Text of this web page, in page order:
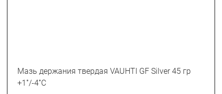
Мазь держания твердая VAUHTI GF Silver 45 гр
+1˚/-4˚С